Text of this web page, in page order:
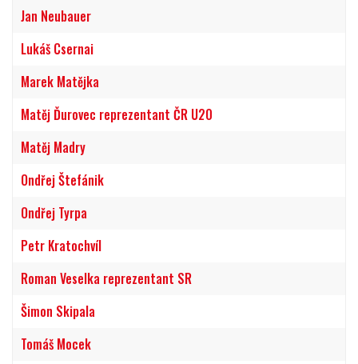
Jan Neubauer
Lukáš Csernai
Marek Matějka
Matěj Ďurovec reprezentant ČR U20
Matěj Madry
Ondřej Štefánik
Ondřej Tyrpa
Petr Kratochvíl
Roman Veselka reprezentant SR
Šimon Skipala
Tomáš Mocek